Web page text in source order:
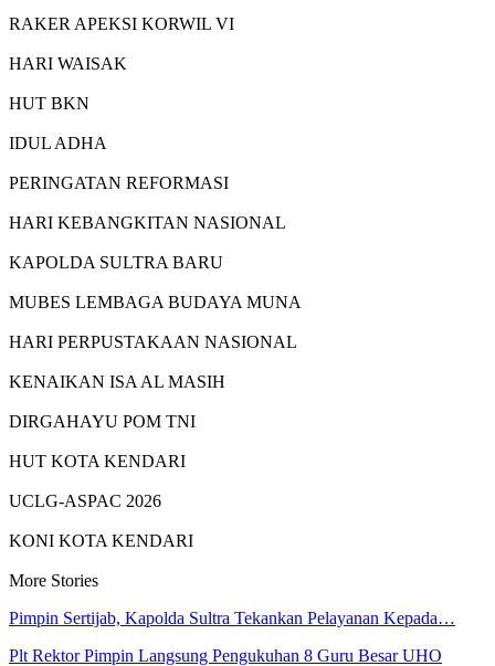
RAKER APEKSI KORWIL VI
HARI WAISAK
HUT BKN
IDUL ADHA
PERINGATAN REFORMASI
HARI KEBANGKITAN NASIONAL
KAPOLDA SULTRA BARU
MUBES LEMBAGA BUDAYA MUNA
HARI PERPUSTAKAAN NASIONAL
KENAIKAN ISA AL MASIH
DIRGAHAYU POM TNI
HUT KOTA KENDARI
UCLG-ASPAC 2026
KONI KOTA KENDARI
More Stories
Pimpin Sertijab, Kapolda Sultra Tekankan Pelayanan Kepada…
Plt Rektor Pimpin Langsung Pengukuhan 8 Guru Besar UHO